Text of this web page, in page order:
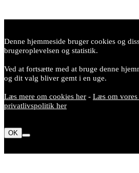
Denne hjemmeside bruger cookies og
brugeroplevelsen og statistik.
Ved at fortsætte med at bruge denne
og dit valg bliver gemt i en uge.
Læs mere om cookies her - Læs om vores
privatlivspolitik her
OK